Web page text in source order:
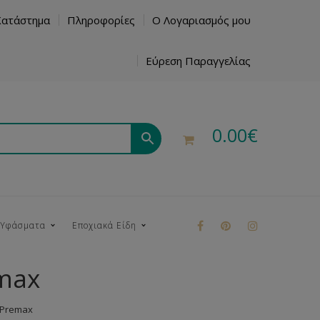
Πληροφορίες Ο Λογαριασμός μου
Εύρεση Παραγγελίας
0.00€
Εποχιακά Είδη